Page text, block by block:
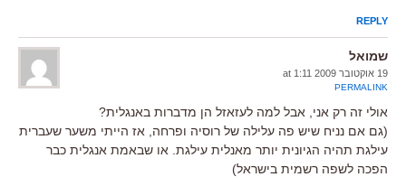
REPLY
שמואל
19 אוקטובר 2009 at 1:11
PERMALINK
אולי זה רק אני, אבל למה לעזאזל הן מדברות באנגלית?
(גם אם נניח שיש פה עלילה של רוסיה ופרחה, אז הייתי משער שעברית
עילגת תהיה הגיונית יותר מאנלית עילגת. או שבאמת אנגלית כבר
הפכה לשפה רשמית בישראל)